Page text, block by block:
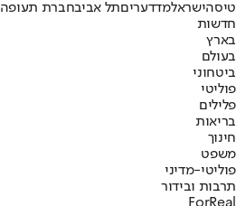
טיסהישראלמדדעריםתל אביבחברת תעופה
חדשות
בארץ
בעולם
ביטחוני
פוליטי
פלילים
בריאות
חינוך
משפט
פוליטי-מדיני
תרבות ובידור